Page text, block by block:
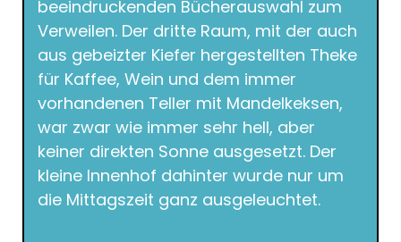
beeindruckenden Bücherauswahl zum
Verweilen. Der dritte Raum, mit der auch
aus gebeizter Kiefer hergestellten Theke
für Kaffee, Wein und dem immer
vorhandenen Teller mit Mandelkeksen,
war zwar wie immer sehr hell, aber
keiner direkten Sonne ausgesetzt. Der
kleine Innenhof dahinter wurde nur um
die Mittagszeit ganz ausgeleuchtet.